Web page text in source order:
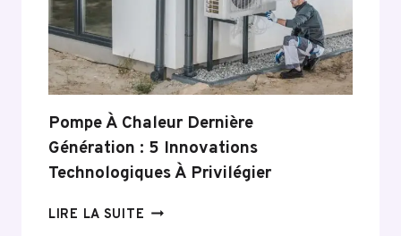
Pompe À Chaleur Dernière
Génération : 5 Innovations
Technologiques À Privilégier
LIRE LA SUITE POMPE